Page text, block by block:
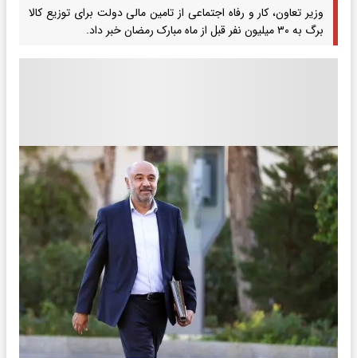
وزیر تعاون، کار و رفاه اجتماعی از تامین مالی دولت برای توزیع کالا
برگ به ۳۰ میلیون نفر قبل از ماه مبارک رمضان خبر داد.